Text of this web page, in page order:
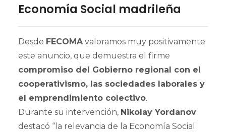
Economía Social madrileña
Desde FECOMAvaloramos muy positivamente
este anuncio, que demuestra el firme
compromiso del Gobierno regional con el
cooperativismo, las sociedades laborales y
el emprendimiento colectivo.
Durante su intervención, Nikolay Yordanov
destacó “la relevancia de la Economía Social